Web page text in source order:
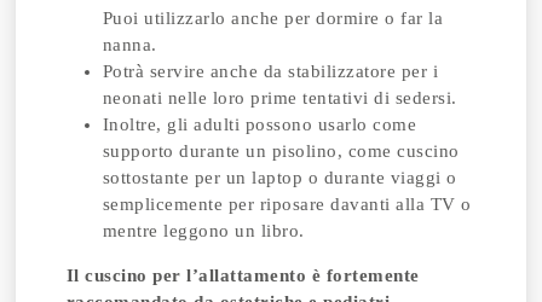
Puoi utilizzarlo anche per dormire o far la
nanna.
Potrà servire anche da stabilizzatore per i
neonati nelle loro prime tentativi di sedersi.
Inoltre, gli adulti possono usarlo come
supporto durante un pisolino, come cuscino
sottostante per un laptop o durante viaggi o
semplicemente per riposare davanti alla TV o
mentre leggono un libro.
Il cuscino per l’allattamento è fortemente